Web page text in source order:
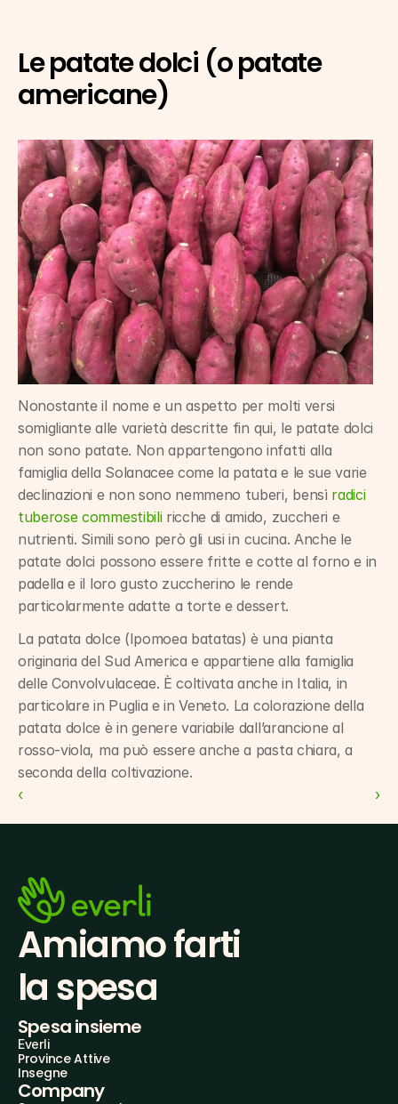
Le patate dolci (o patate
americane)
Nonostante il nome e un aspetto per molti versi
somigliante alle varietà descritte fin qui, le patate dolci
non sono patate. Non appartengono infatti alla
famiglia della Solanacee come la patata e le sue varie
declinazioni e non sono nemmeno tuberi, bensì radici
tuberose commestibili ricche di amido, zuccheri e
nutrienti. Simili sono però gli usi in cucina. Anche le
patate dolci possono essere fritte e cotte al forno e in
padella e il loro gusto zuccherino le rende
particolarmente adatte a torte e dessert.
La patata dolce (Ipomoea batatas) è una pianta
originaria del Sud America e appartiene alla famiglia
delle Convolvulaceae. È coltivata anche in Italia, in
particolare in Puglia e in Veneto. La colorazione della
patata dolce è in genere variabile dall’arancione al
rosso-viola, ma può essere anche a pasta chiara, a
seconda della coltivazione.
‹
›
Amiamo farti
la spesa
Spesa insieme
Everli
Province Attive
Insegne
Company